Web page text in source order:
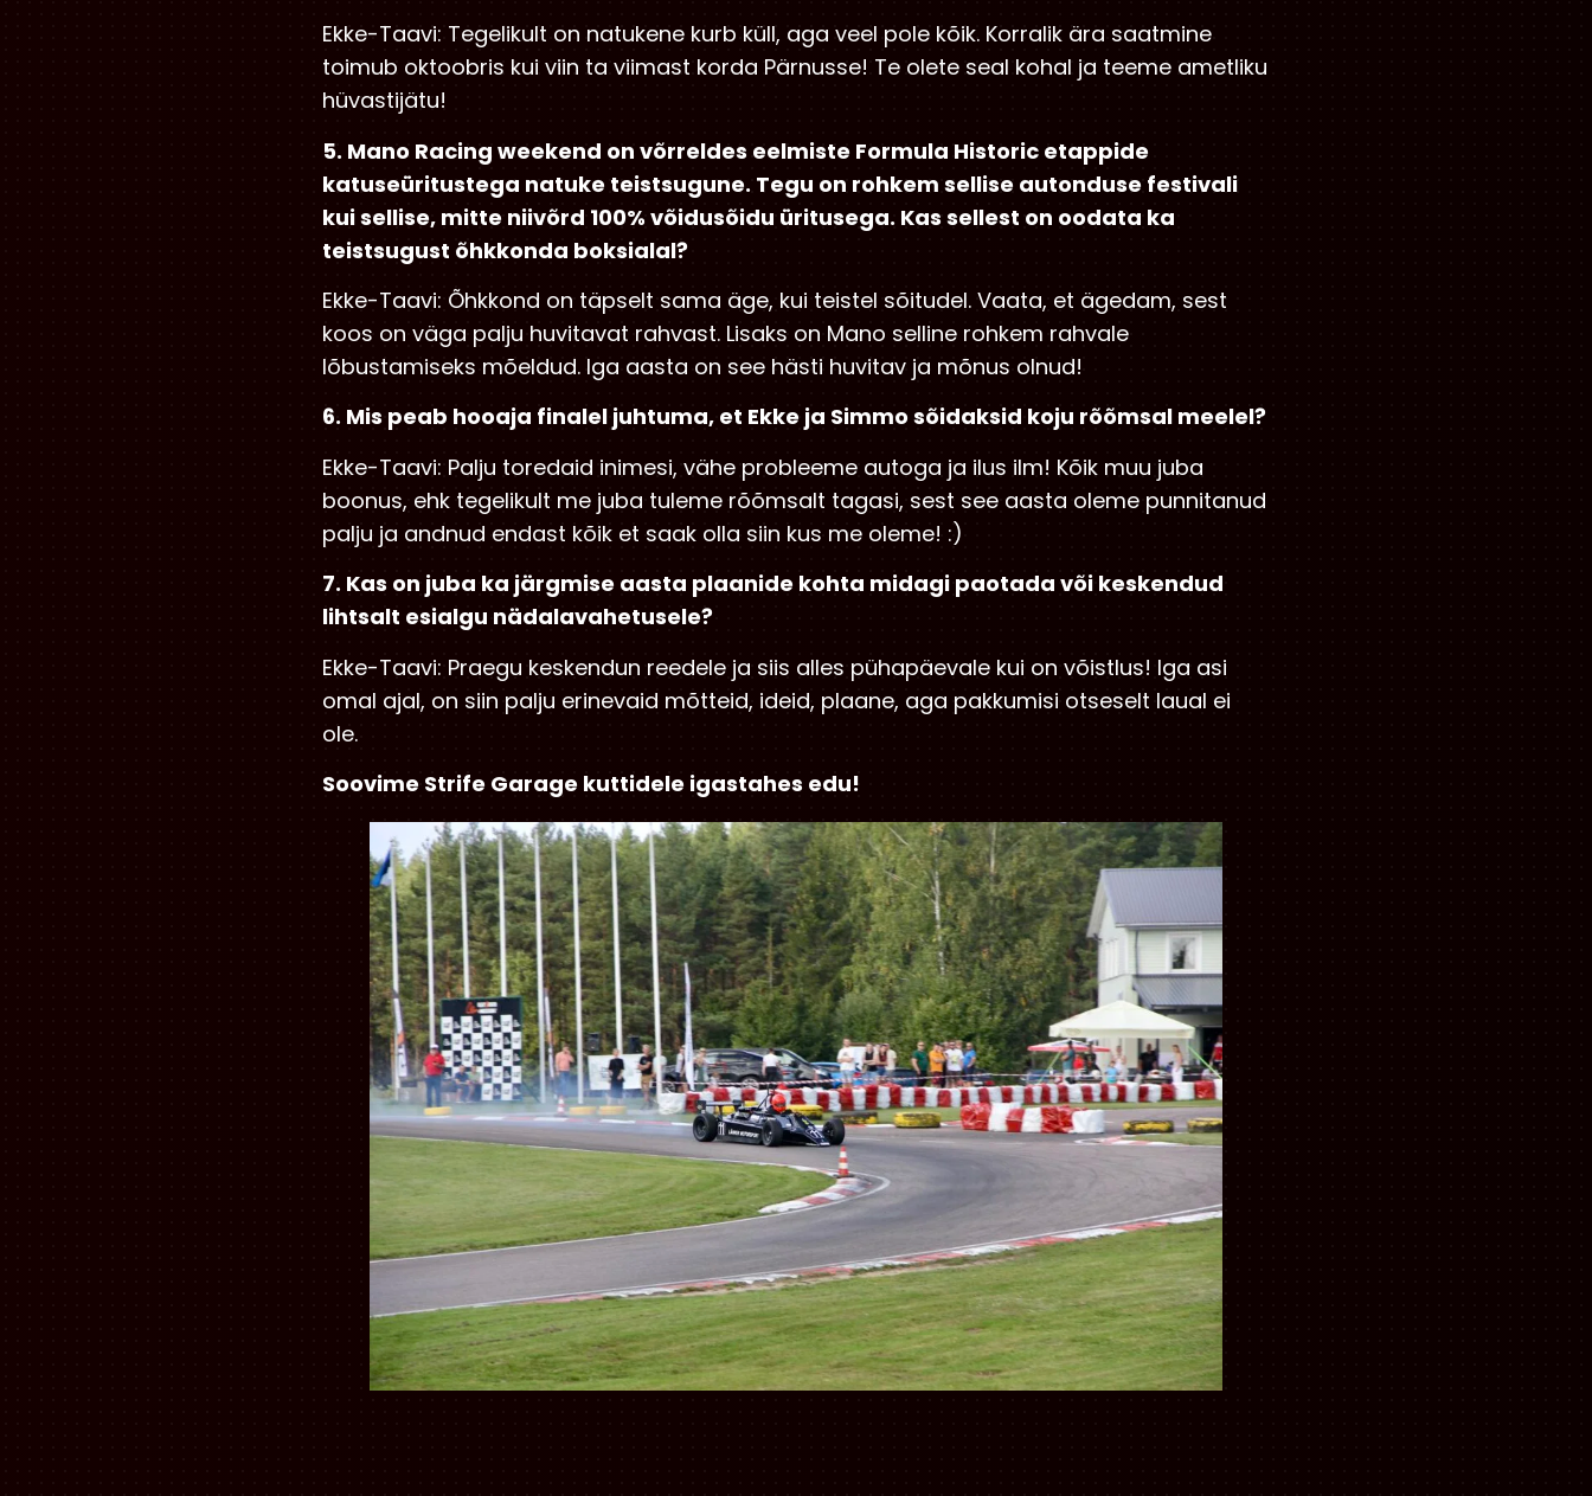
Ekke-Taavi: Tegelikult on natukene kurb küll, aga veel pole kõik. Korralik ära saatmine
toimub oktoobris kui viin ta viimast korda Pärnusse! Te olete seal kohal ja teeme ametliku
hüvastijätu!
5. Mano Racing weekend on võrreldes eelmiste Formula Historic etappide
katuseüritustega natuke teistsugune. Tegu on rohkem sellise autonduse festivali
kui sellise, mitte niivõrd 100% võidusõidu üritusega. Kas sellest on oodata ka
teistsugust õhkkonda boksialal?
Ekke-Taavi: Õhkkond on täpselt sama äge, kui teistel sõitudel. Vaata, et ägedam, sest
koos on väga palju huvitavat rahvast. Lisaks on Mano selline rohkem rahvale
lõbustamiseks mõeldud. Iga aasta on see hästi huvitav ja mõnus olnud!
6. Mis peab hooaja finalel juhtuma, et Ekke ja Simmo sõidaksid koju rõõmsal meelel?
Ekke-Taavi: Palju toredaid inimesi, vähe probleeme autoga ja ilus ilm! Kõik muu juba
boonus, ehk tegelikult me juba tuleme rõõmsalt tagasi, sest see aasta oleme punnitanud
palju ja andnud endast kõik et saak olla siin kus me oleme! :)
7. Kas on juba ka järgmise aasta plaanide kohta midagi paotada või keskendud
lihtsalt esialgu nädalavahetusele?
Ekke-Taavi: Praegu keskendun reedele ja siis alles pühapäevale kui on võistlus! Iga asi
omal ajal, on siin palju erinevaid mõtteid, ideid, plaane, aga pakkumisi otseselt laual ei
ole.
Soovime Strife Garage kuttidele igastahes edu!